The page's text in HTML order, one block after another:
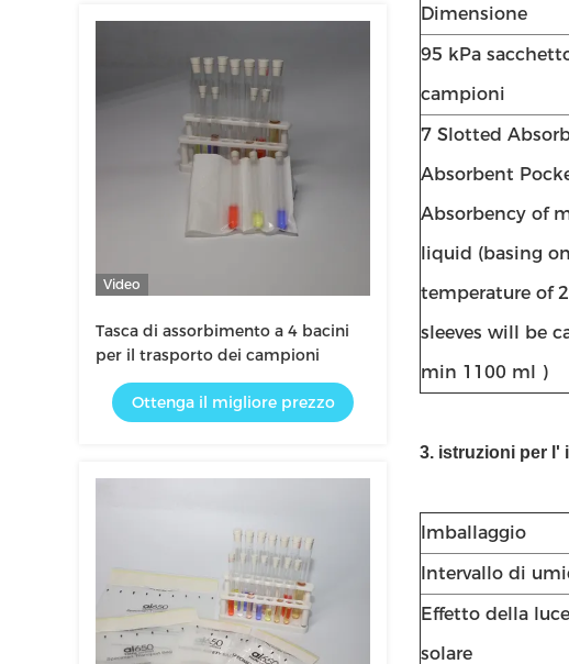
Video
Tasca di assorbimento a 4 bacini
per il trasporto dei campioni
Ottenga il migliore prezzo
Dimensione
95 kPa
campioni
7 Slotted
Absorbent
Absorbency of
liquid (basing
temperature of
sleeves will be
min 1100 ml )
3. istruzioni per l'
Imballaggio
Intervallo di
Effetto della luce
solare